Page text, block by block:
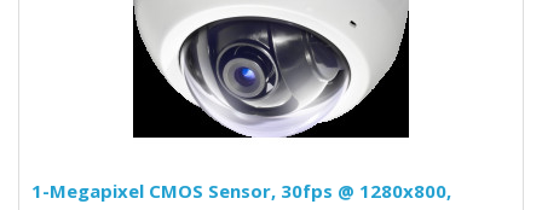
1-Megapixel CMOS Sensor, 30fps @ 1280x800,